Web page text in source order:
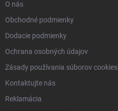
O nás
Obchodné podmienky
Dodacie podmienky
Ochrana osobných údajov
Zásady používania súborov cookies
Kontaktujte nás
Reklamácia